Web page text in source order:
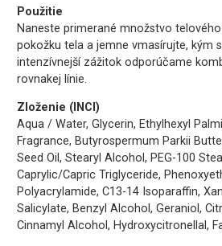
Použitie
Naneste primerané množstvo
pokožku tela a jemne vmasírujte, kým
intenzívnejší zážitok odporúčame
rovnakej línie.
Zloženie (INCI)
Aqua / Water, Glycerin, Ethylhexyl
Fragrance, Butyrospermum Parkii
Seed Oil, Stearyl Alcohol, PEG-100
Caprylic/Capric Triglyceride,
Polyacrylamide, C13-14 Isoparaffin,
Salicylate, Benzyl Alcohol, Geraniol,
Cinnamyl Alcohol, Hydroxycitronellal,